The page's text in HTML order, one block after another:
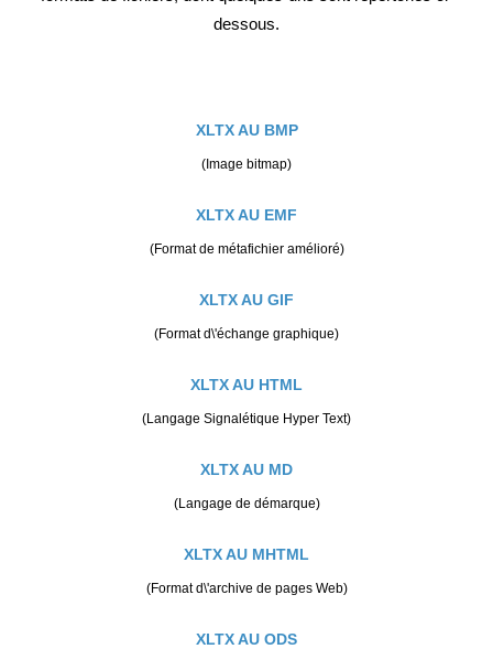
dessous.
XLTX AU BMP
(Image bitmap)
XLTX AU EMF
(Format de métafichier amélioré)
XLTX AU GIF
(Format d\'échange graphique)
XLTX AU HTML
(Langage Signalétique Hyper Text)
XLTX AU MD
(Langage de démarque)
XLTX AU MHTML
(Format d\'archive de pages Web)
XLTX AU ODS